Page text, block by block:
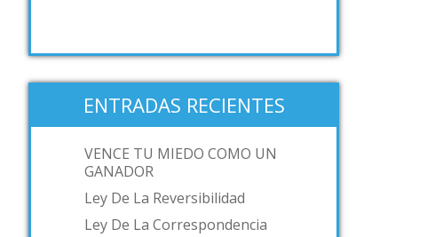
ENTRADAS RECIENTES
VENCE TU MIEDO COMO UN
GANADOR
Ley De La Reversibilidad
Ley De La Correspondencia